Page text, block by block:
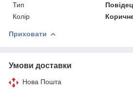
Тип
Колір
Приховати
Умови доставки
Нова Пошта